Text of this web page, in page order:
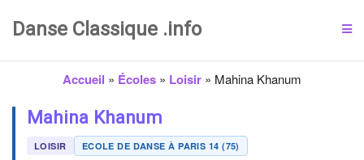
Danse Classique .info
Accueil » Écoles » Loisir » Mahina Khanum
Mahina Khanum
LOISIR ECOLE DE DANSE À PARIS 14 (75)